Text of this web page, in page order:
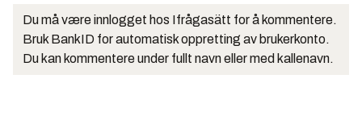
Du må være innlogget hos Ifrågasätt for å kommentere.
Bruk BankID for automatisk oppretting av brukerkonto.
Du kan kommentere under fullt navn eller med kallenavn.